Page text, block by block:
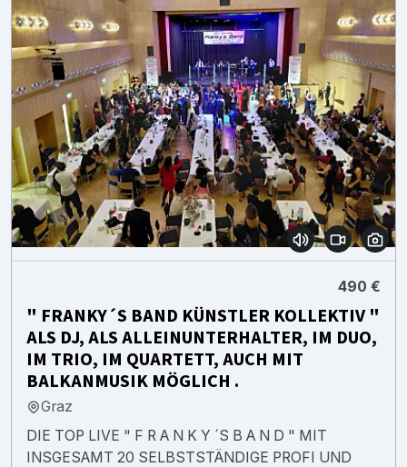
490 €
" FRANKY´S BAND KÜNSTLER KOLLEKTIV "
ALS DJ, ALS ALLEINUNTERHALTER, IM DUO,
IM TRIO, IM QUARTETT, AUCH MIT
BALKANMUSIK MÖGLICH .
Graz
DIE TOP LIVE " F R A N K Y ´S B A N D " MIT
INSGESAMT 20 SELBSTSTÄNDIGE PROFI UND